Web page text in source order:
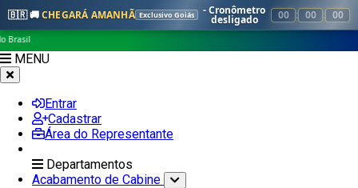
🇧🇷 🚚CHEGARÁ AMANHÃ Exclusivo Goiás - Cronômetro
desligado 00 : 00 : 00
MENU
Entrar
Cadastrar
Área do Representante
Departamentos
Acabamento de Cabine